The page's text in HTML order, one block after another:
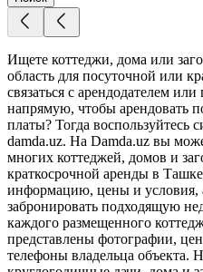
Ищете коттеджи, дома или
область для посуточной или
связаться с арендодателем
напрямую, чтобы арендовать
платы? Тогда воспользуйтесь
damda.uz. На Damda.uz вы
многих коттеджей, домов и
краткосрочной аренды в
информацию, цены и условия,
забронировать подходящую
каждого размещенного
представлены фотографии,
телефоны владельца объекта.